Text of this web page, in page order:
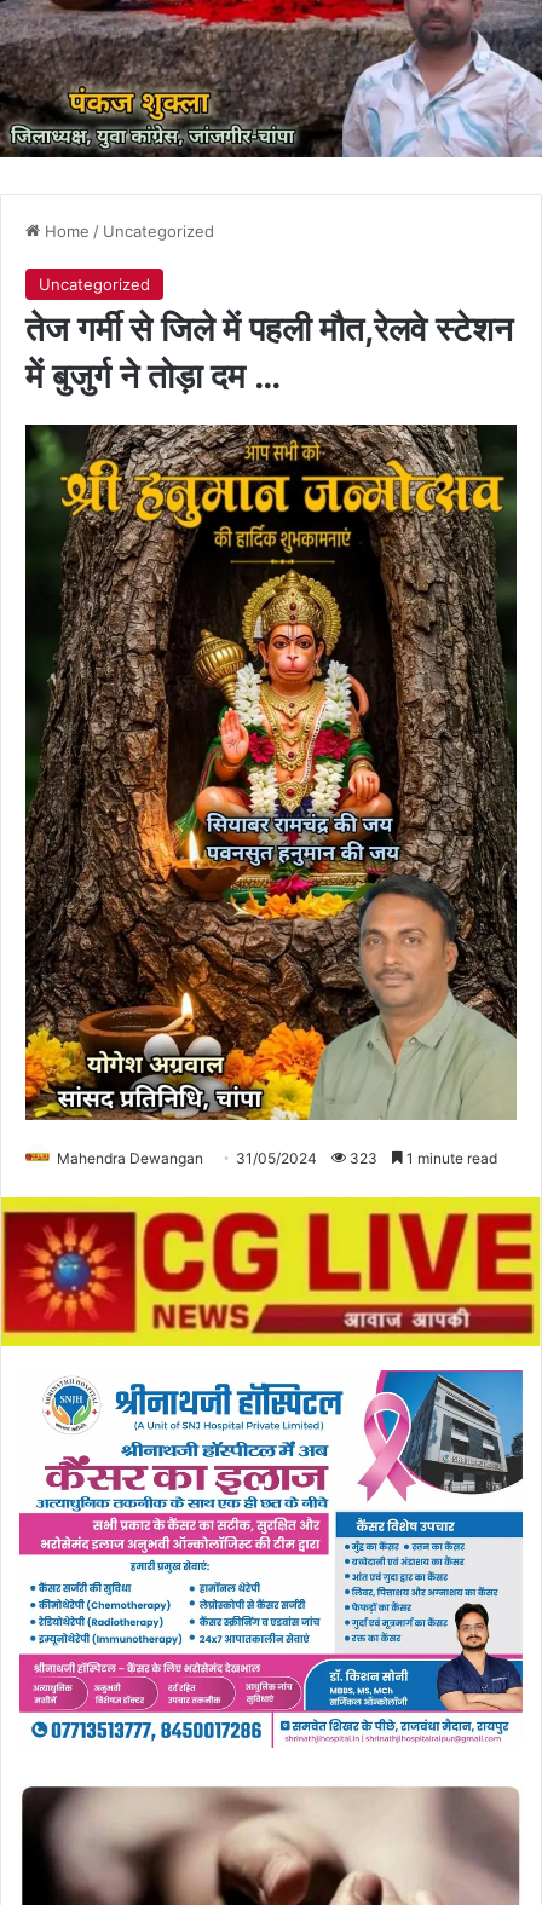
Home / Uncategorized
Uncategorized
तेज गर्मी से जिले में पहली मौत,रेलवे स्टेशन
में बुजुर्ग ने तोड़ा दम …
Mahendra Dewangan 31/05/2024 323 1 minute read